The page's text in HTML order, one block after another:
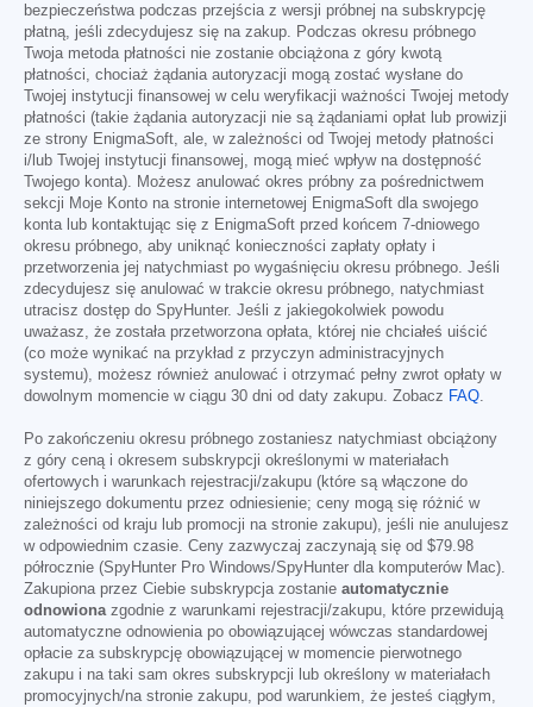
bezpieczeństwa podczas przejścia z wersji próbnej na subskrypcję
płatną, jeśli zdecydujesz się na zakup. Podczas okresu próbnego
Twoja metoda płatności nie zostanie obciążona z góry kwotą
płatności, chociaż żądania autoryzacji mogą zostać wysłane do
Twojej instytucji finansowej w celu weryfikacji ważności Twojej metody
płatności (takie żądania autoryzacji nie są żądaniami opłat lub prowizji
ze strony EnigmaSoft, ale, w zależności od Twojej metody płatności
i/lub Twojej instytucji finansowej, mogą mieć wpływ na dostępność
Twojego konta). Możesz anulować okres próbny za pośrednictwem
sekcji Moje Konto na stronie internetowej EnigmaSoft dla swojego
konta lub kontaktując się z EnigmaSoft przed końcem 7-dniowego
okresu próbnego, aby uniknąć konieczności zapłaty opłaty i
przetworzenia jej natychmiast po wygaśnięciu okresu próbnego. Jeśli
zdecydujesz się anulować w trakcie okresu próbnego, natychmiast
utracisz dostęp do SpyHunter. Jeśli z jakiegokolwiek powodu
uważasz, że została przetworzona opłata, której nie chciałeś uiścić
(co może wynikać na przykład z przyczyn administracyjnych
systemu), możesz również anulować i otrzymać pełny zwrot opłaty w
dowolnym momencie w ciągu 30 dni od daty zakupu. Zobacz FAQ.
Po zakończeniu okresu próbnego zostaniesz natychmiast obciążony
z góry ceną i okresem subskrypcji określonymi w materiałach
ofertowych i warunkach rejestracji/zakupu (które są włączone do
niniejszego dokumentu przez odniesienie; ceny mogą się różnić w
zależności od kraju lub promocji na stronie zakupu), jeśli nie anulujesz
w odpowiednim czasie. Ceny zazwyczaj zaczynają się od $79.98
półrocznie (SpyHunter Pro Windows/SpyHunter dla komputerów Mac).
Zakupiona przez Ciebie subskrypcja zostanie automatycznie
odnowionazgodnie z warunkami rejestracji/zakupu, które przewidują
automatyczne odnowienia po obowiązującej wówczas standardowej
opłacie za subskrypcję obowiązującej w momencie pierwotnego
zakupu i na taki sam okres subskrypcji lub określony w materiałach
promocyjnych/na stronie zakupu, pod warunkiem, że jesteś ciągłym,